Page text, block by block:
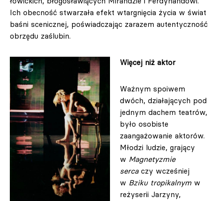
Ich obecność stwarzała efekt wtargnięcia życia w świat
baśni scenicznej, poświadczając zarazem autentyczność
obrzędu zaślubin.
Więcej niż aktor
Ważnym spoiwem
dwóch, działających pod
jednym dachem teatrów,
było osobiste
zaangażowanie aktorów.
Młodzi ludzie, grający
w Magnetyzmie
sercaczy wcześniej
w Bziku tropikalnym w
reżyserii Jarzyny,